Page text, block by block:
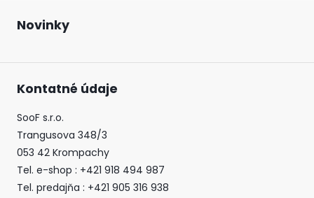
Novinky
Kontatné údaje
SooF s.r.o.
Trangusova 348/3
053 42 Krompachy
Tel. e-shop : +421 918 494 987
Tel. predajňa : +421 905 316 938